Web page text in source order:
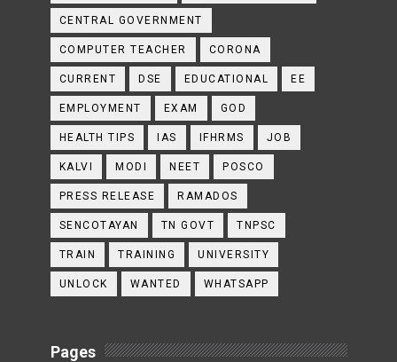
CENTRAL GOVERNMENT
COMPUTER TEACHER CORONA
CURRENT DSE EDUCATIONAL EE
EMPLOYMENT EXAM GOD
HEALTH TIPS IAS IFHRMS JOB
KALVI MODI NEET POSCO
PRESS RELEASE RAMADOS
SENCOTAYAN TN GOVT TNPSC
TRAIN TRAINING UNIVERSITY
UNLOCK WANTED WHATSAPP
Pages